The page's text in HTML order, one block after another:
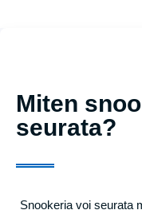
Miten
seurata?
Snookeria voi seurata